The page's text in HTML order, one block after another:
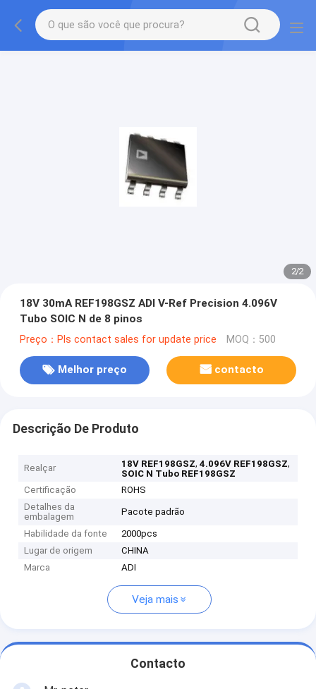
2/2
18V 30mA REF198GSZ ADI V-Ref Precision 4.096V
Tubo SOIC N de 8 pinos
Preço：Pls contact sales for update price MOQ：500
Melhor preço contacto
Descrição De Produto
Realçar 18V REF198GSZ,4.096V REF198GSZ,
SOIC N Tubo REF198GSZ
Certificação
ROHS
Detalhes da
embalagem
Pacote padrão
Habilidade da fonte
2000pcs
Lugar de origem
CHINA
Marca
ADI
Veja mais
Contacto